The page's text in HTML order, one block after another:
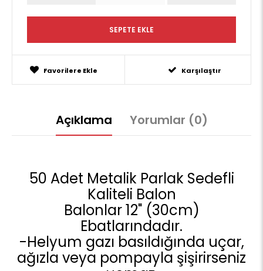
Favorilere Ekle Karşılaştır
Açıklama Yorumlar (0)
50 Adet Metalik Parlak Sedefli
Kaliteli Balon
Balonlar 12" (30cm)
Ebatlarındadır.
-Helyum gazı basıldığında uçar,
ağızla veya pompayla şişirirseniz